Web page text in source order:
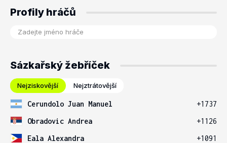
Profily hráčů
Sázkařský žebříček
Nejziskovější Nejztrátovější
Cerundolo Juan Manuel
+1737
Obradovic Andrea
+1126
Eala Alexandra
+1091